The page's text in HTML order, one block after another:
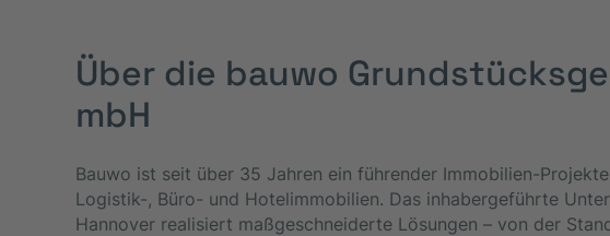
Über die bauwo
mbH
Bauwo ist seit über 35 Jahren ein führender Immobilien-
Logistik-, Büro- und Hotelimmobilien. Das inhabergeführte
Hannover realisiert maßgeschneiderte Lösungen – von der